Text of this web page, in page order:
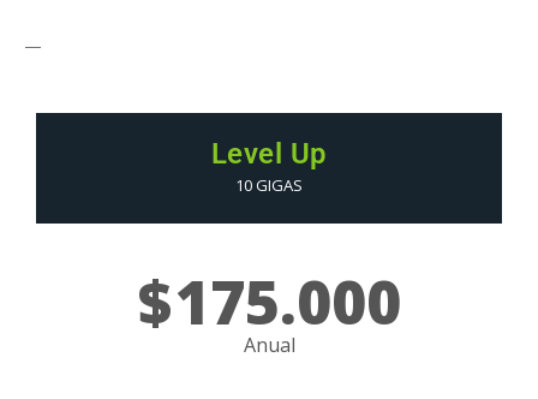
—
Level Up
10 GIGAS
$175.000
Anual